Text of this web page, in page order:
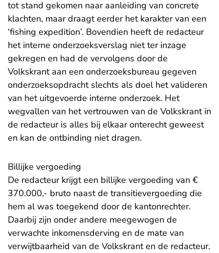
tot stand gekomen naar aanleiding van concrete
klachten, maar draagt eerder het karakter van een
‘fishing expedition’. Bovendien heeft de redacteur
het interne onderzoeksverslag niet ter inzage
gekregen en had de vervolgens door de
Volkskrant aan een onderzoeksbureau gegeven
onderzoeksopdracht slechts als doel het valideren
van het uitgevoerde interne onderzoek. Het
wegvallen van het vertrouwen van de Volkskrant in
de redacteur is alles bij elkaar onterecht geweest
en kan de ontbinding niet dragen.
Billijke vergoeding
De redacteur krijgt een billijke vergoeding van €
370.000,- bruto naast de transitievergoeding die
hem al was toegekend door de kantonrechter.
Daarbij zijn onder andere meegewogen de
verwachte inkomensderving en de mate van
verwijtbaarheid van de Volkskrant en de redacteur.